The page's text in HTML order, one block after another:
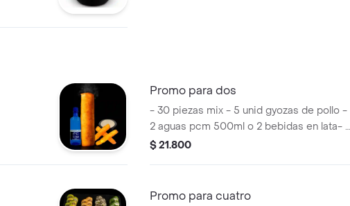
Promo para dos
- 30 piezas mix - 5 unid gyozas de pollo -
2 aguas pcm 500ml o 2 bebidas en lata- 1
salsa acevichada
$ 21.800
Promo para cuatro